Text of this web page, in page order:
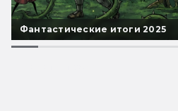
Фантастические итоги 2025